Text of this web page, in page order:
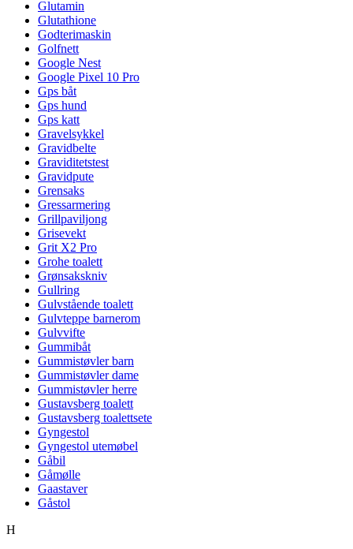
Glutamin
Glutathione
Godterimaskin
Golfnett
Google Nest
Google Pixel 10 Pro
Gps båt
Gps hund
Gps katt
Gravelsykkel
Gravidbelte
Graviditetstest
Gravidpute
Grensaks
Gressarmering
Grillpaviljong
Grisevekt
Grit X2 Pro
Grohe toalett
Grønsakskniv
Gullring
Gulvstående toalett
Gulvteppe barnerom
Gulvvifte
Gummibåt
Gummistøvler barn
Gummistøvler dame
Gummistøvler herre
Gustavsberg toalett
Gustavsberg toalettsete
Gyngestol
Gyngestol utemøbel
Gåbil
Gåmølle
Gaastaver
Gåstol
H